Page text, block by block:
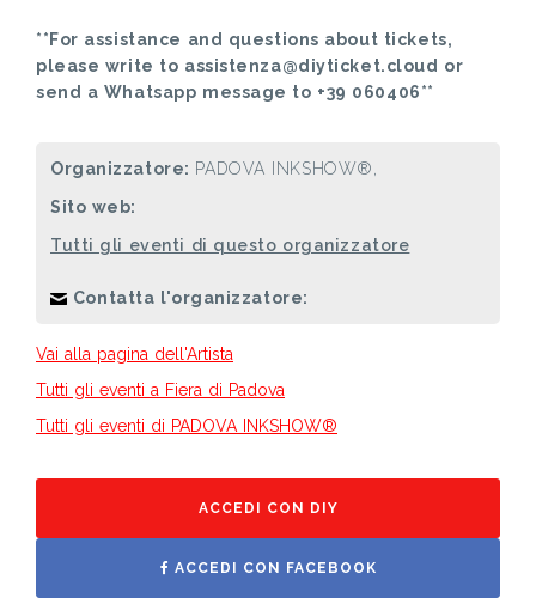
**For assistance and questions about tickets,
please write to assistenza@diyticket.cloud or
send a Whatsapp message to +39 060406**
Organizzatore: PADOVA INKSHOW®,
Sito web:
Tutti gli eventi di questo organizzatore
Contatta l'organizzatore:
Vai alla pagina dell'Artista
Tutti gli eventi a Fiera di Padova
Tutti gli eventi di PADOVA INKSHOW®
ACCEDI CON DIY
ACCEDI CON FACEBOOK